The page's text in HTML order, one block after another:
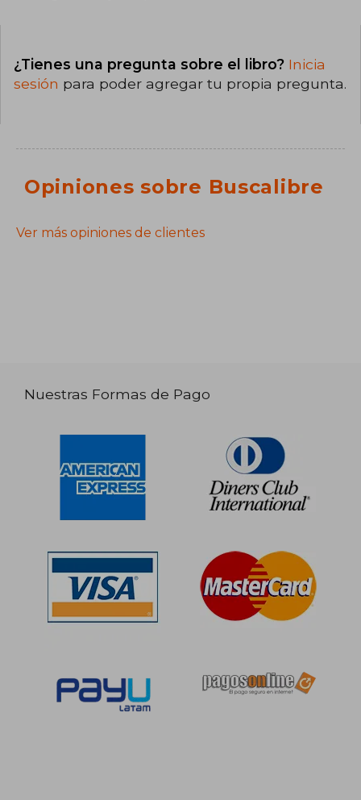
¿Tienes una pregunta sobre el libro? Inicia
sesión para poder agregar tu propia pregunta.
Opiniones sobre Buscalibre
Ver más opiniones de clientes
Nuestras Formas de Pago